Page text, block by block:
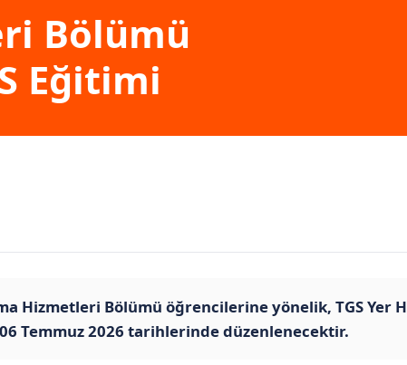
Bölümü
Eğitimi
Hizmetleri Bölümü öğrencilerine yönelik, TGS Yer
Temmuz 2026 tarihlerinde düzenlenecektir.